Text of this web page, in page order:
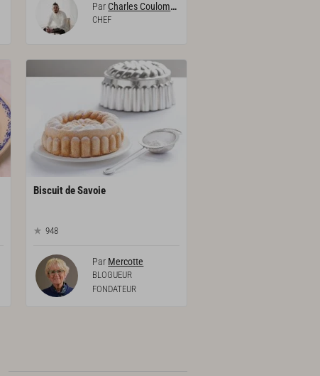
Par Charles Coulombeau
CHEF
BiscuitdeSavoie
948
Par Mercotte
BLOGUEUR
FONDATEUR